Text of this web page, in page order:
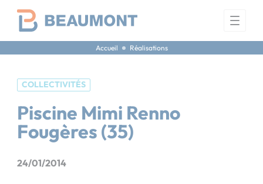
Accueil Réalisations
COLLECTIVITÉS
Piscine Mimi Renno
Fougères (35)
24/01/2014